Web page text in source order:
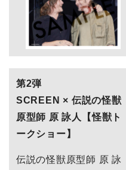
第2弾
SCREEN × 伝説の怪獣
原型師 原 詠人【怪獣ト
ークショー】
伝説の怪獣原型師 原 詠